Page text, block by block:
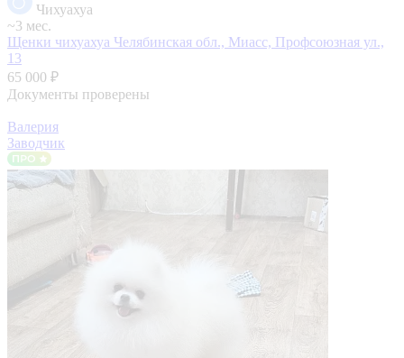
Чихуахуа
~3 мес.
Щенки чихуахуа Челябинская обл., Миасс, Профсоюзная ул.,
13
65 000 ₽
Документы проверены
Валерия
Заводчик